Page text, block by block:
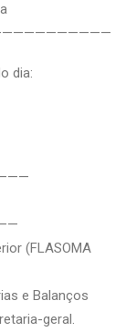
dia:
(FLASOMA
e Balanços
geral.